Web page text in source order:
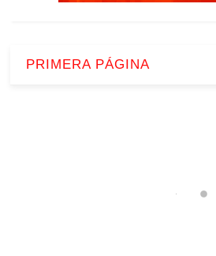
PRIMERA PÁGINA